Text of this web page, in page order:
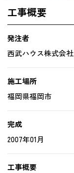
工事概要
発注者
西武ハウス株式会社
施工場所
福岡県福岡市
完成
2007年01月
工事概要